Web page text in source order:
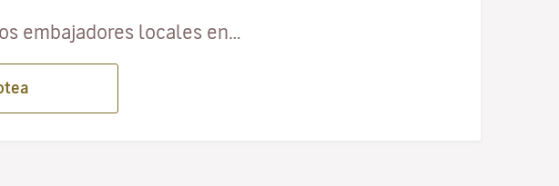
embajadores locales en…